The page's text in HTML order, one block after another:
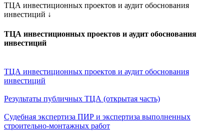
ТЦА инвестиционных проектов и аудит обоснования
инвестиций ↓
ТЦА инвестиционных проектов и аудит обоснования
инвестиций
ТЦА инвестиционных проектов и аудит обоснования
инвестиций
Результаты публичных ТЦА (открытая часть)
Судебная экспертиза ПИР и экспертиза выполненных
строительно-монтажных работ